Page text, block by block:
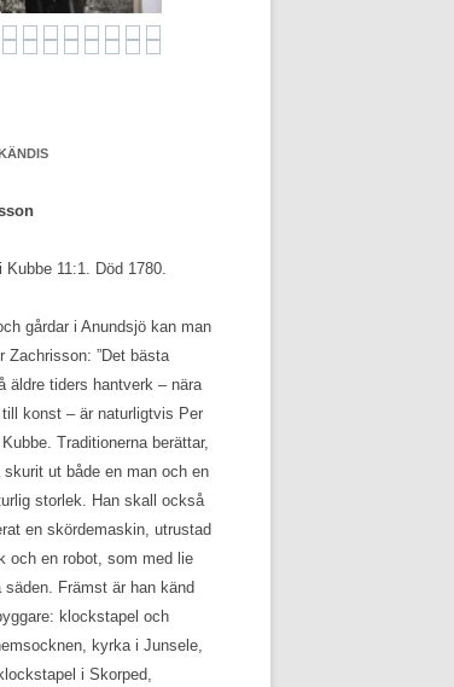
Kubbe 11:1. Död 1780.
gårdar i Anundsjö kan man
Zachrisson: ”Det bästa
äldre tiders hantverk – nära
konst – är naturligtvis Per
Traditionerna berättar,
ut både en man och en
storlek. Han skall också
en skördemaskin, utrustad
och en robot, som med lie
säden. Främst är han känd
klockstapel och
kyrka i Junsele,
i Skorped,